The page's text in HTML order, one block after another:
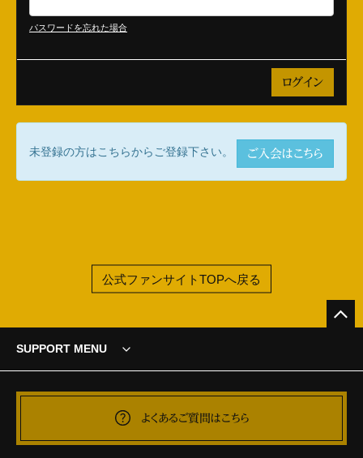
パスワードを忘れた場合
未登録の方はこちらからご登録下さい。 ご入会はこちら
公式ファンサイトTOPへ戻る
SUPPORT MENU
よくあるご質問はこちら